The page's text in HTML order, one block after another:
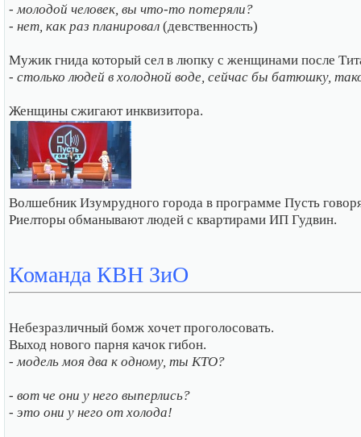
- молодой человек, вы что-то потеряли?
- нет, как раз планировал (девственность)
Мужик гнида который сел в люпку с женщинами после
- столько людей в холодной воде, сейчас бы батюшку,
Женщины сжигают инквизитора.
Волшебник Изумрудного города в программе Пусть
Риелторы обманывают людей с квартирами ИП Гудвин.
Команда КВН ЗиО
Небезразличный бомж хочет проголосовать.
Выход нового парня качок гибон.
- модель моя два к одному, ты КТО?
- вот че они у него выперлись?
- это они у него от холода!